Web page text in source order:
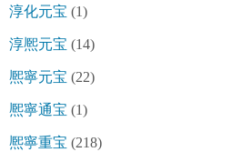
淳化元宝 (1)
淳熈元宝 (14)
熈寧元宝 (22)
熈寧通宝 (1)
熈寧重宝 (218)